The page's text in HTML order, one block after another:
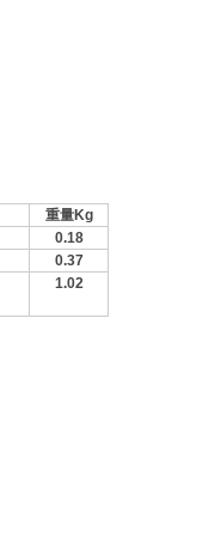
重量Kg
0.18
0.37
1.02